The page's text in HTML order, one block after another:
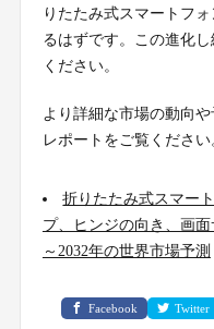
りたたみ式スマートフ
るはずです。この進化
ください。
より詳細な市場の動向
レポートをご覧ください
折りたたみ式スマー
プ、ヒンジの向き、画
～2032年の世界市場予測
Facebook Twitter